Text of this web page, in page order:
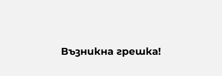
Възникна грешка!